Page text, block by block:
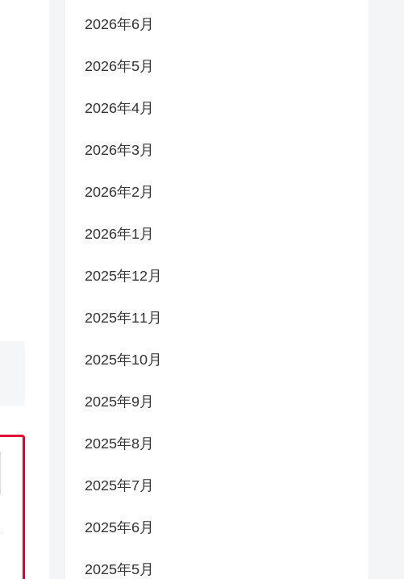
2026年6月
2026年5月
2026年4月
2026年3月
2026年2月
2026年1月
2025年12月
2025年11月
2025年10月
2025年9月
2025年8月
2025年7月
2025年6月
2025年5月